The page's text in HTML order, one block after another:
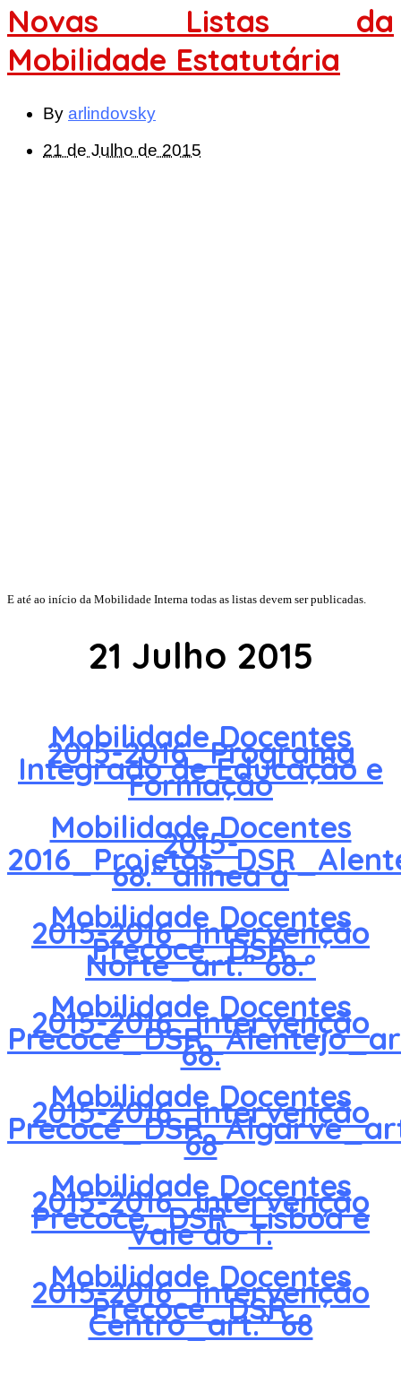
Novas Listas da
Mobilidade Estatutária
By arlindovsky
21 de Julho de 2015
E até ao início da Mobilidade Interna todas as listas devem ser publicadas.
21 Julho 2015
Mobilidade Docentes
2015-2016_Programa
Integrado de Educação e
Formação
Mobilidade Docentes
2015-
68.º alínea a
Mobilidade Docentes
2015-2016_Intervenção
Precoce_DSR_
Norte_art.º 68.º
Mobilidade Docentes
2015-2016_Intervenção
68.
Mobilidade Docentes
2015-2016_Intervenção
68
Mobilidade Docentes
2015-2016_Intervenção
Precoce_DSR_Lisboa e
Vale do T.
Mobilidade Docentes
2015-2016_Intervenção
Precoce_DSR_
Centro_art.º 68